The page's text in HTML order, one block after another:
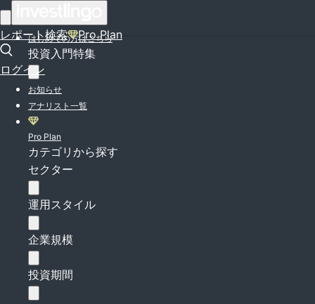
レポート検索 Pro Plan
ログイン
はじめての方はこちら
投資入門特集
お知らせ
アナリスト一覧
Pro Plan
カテゴリから探す
セクター
運用スタイル
企業規模
投資期間